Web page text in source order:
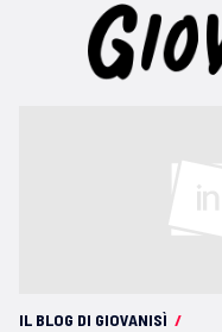
IL BLOG DI GIOVANISÌ /